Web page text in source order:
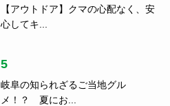
【アウトドア】クマの心配なく、安
心してキ...
5
岐阜の知られざるご当地グル
メ！？ 夏にお...